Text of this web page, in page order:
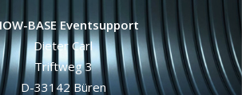
BASE Eventsupport
Dieter Carl
Triftweg 3
D-33142 Büren